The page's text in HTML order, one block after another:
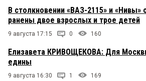
В столкновении «ВАЗ-2115» и «Нивы»
ранены двое взрослых и трое детей
9 августа 17:15 0 160
Елизавета КРИВОЩЕКОВА: Для
едины
9 августа 16:30 1 169